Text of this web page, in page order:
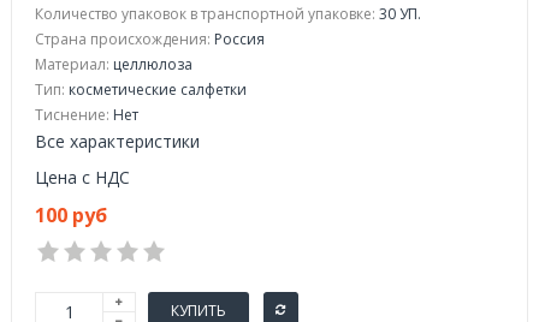
Количество упаковок в транспортной упаковке: 30 УП.
Страна происхождения: Россия
Материал: целлюлоза
Тип: косметические салфетки
Тиснение: Нет
Все характеристики
Цена с НДС
100 руб
КУПИТЬ